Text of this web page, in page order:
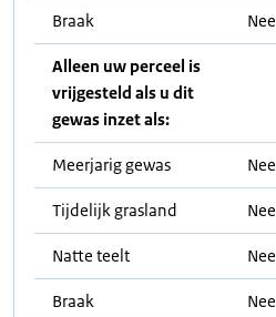
Braak Nee
Alleen uw perceel is
vrijgesteld als u dit
gewas inzet als:
Meerjarig gewas Nee
Tijdelijk grasland Nee
Natte teelt Nee
Braak Nee